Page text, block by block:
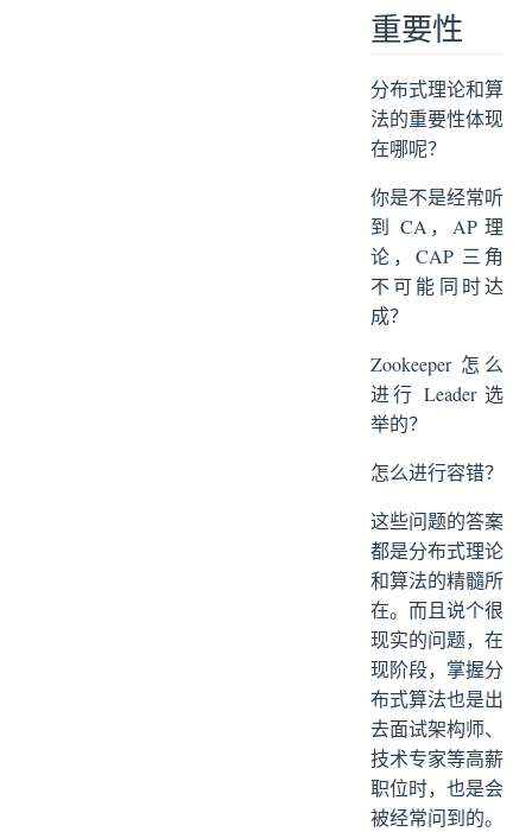
重要性
分布式理论和算
法的重要性体现
在哪呢？
你是不是经常听
到 CA，AP 理
论，CAP 三角
不可能同时达
成？
Zookeeper 怎么
进行 Leader 选
举的？
怎么进行容错？
这些问题的答案
都是分布式理论
和算法的精髓所
在。而且说个很
现实的问题，在
现阶段，掌握分
布式算法也是出
去面试架构师、
技术专家等高薪
职位时，也是会
被经常问到的。